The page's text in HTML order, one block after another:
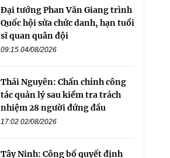
Đại tướng Phan Văn Giang trình
Quốc hội sửa chức danh, hạn tuổi
sĩ quan quân đội
09:15 04/08/2026
Thái Nguyên: Chấn chỉnh công
tác quản lý sau kiểm tra trách
nhiệm 28 người đứng đầu
17:02 02/08/2026
Tây Ninh: Công bố quyết định